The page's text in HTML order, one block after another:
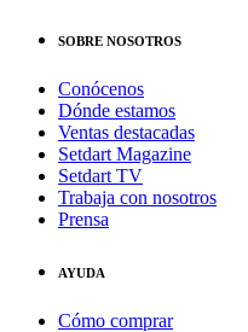
SOBRE NOSOTROS
Conócenos
Dónde estamos
Ventas destacadas
Setdart Magazine
Setdart TV
Trabaja con nosotros
Prensa
AYUDA
Cómo comprar